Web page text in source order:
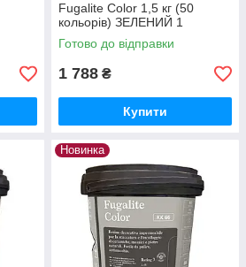
Fugalite Color 1,5 кг (50
кольорів) ЗЕЛЕНИЙ 1
Готово до відправки
1 788 ₴
Купити
Новинка